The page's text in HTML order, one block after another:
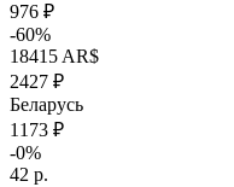
976 ₽
-60%
18415 AR$
2427 ₽
Беларусь
1173 ₽
-0%
42 р.